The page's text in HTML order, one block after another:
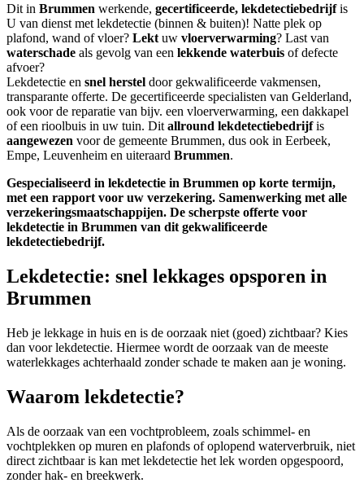
Dit in Brummen werkende, gecertificeerde, lekdetectiebedrijfis
U van dienst met lekdetectie (binnen & buiten)! Natte plek op
plafond, wand of vloer? Lekt uw vloerverwarming? Last van
waterschade als gevolg van een lekkende waterbuis of defecte
afvoer?
Lekdetectie en snel herstel door gekwalificeerde vakmensen,
transparante offerte. De gecertificeerde specialisten van Gelderland,
ook voor de reparatie van bijv. een vloerverwarming, een dakkapel
of een rioolbuis in uw tuin. Dit allround lekdetectiebedrijfis
aangewezen voor de gemeente Brummen, dus ook in Eerbeek,
Empe, Leuvenheim en uiteraard Brummen.
Gespecialiseerd in lekdetectie in Brummen op korte termijn,
met een rapport voor uw verzekering. Samenwerking met alle
verzekeringsmaatschappijen. De scherpste offerte voor
lekdetectie in Brummen van dit gekwalificeerde
lekdetectiebedrijf.
Lekdetectie: snel lekkages opsporen in
Brummen
Heb je lekkage in huis en is de oorzaak niet (goed) zichtbaar? Kies
dan voor lekdetectie. Hiermee wordt de oorzaak van de meeste
waterlekkages achterhaald zonder schade te maken aan je woning.
Waarom lekdetectie?
Als de oorzaak van een vochtprobleem, zoals schimmel- en
vochtplekken op muren en plafonds of oplopend waterverbruik, niet
direct zichtbaar is kan met lekdetectie het lek worden opgespoord,
zonder hak- en breekwerk.